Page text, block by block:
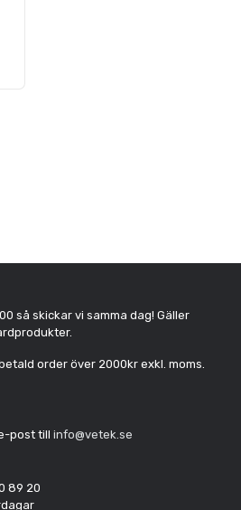
så skickar vi samma dag! Gäller
order över 2000kr exkl. moms.
post till info@vetek.se
89 20